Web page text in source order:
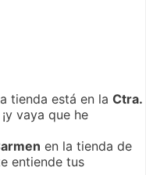
tienda está en la Ctra.
vaya que he
en la tienda de
entiende tus